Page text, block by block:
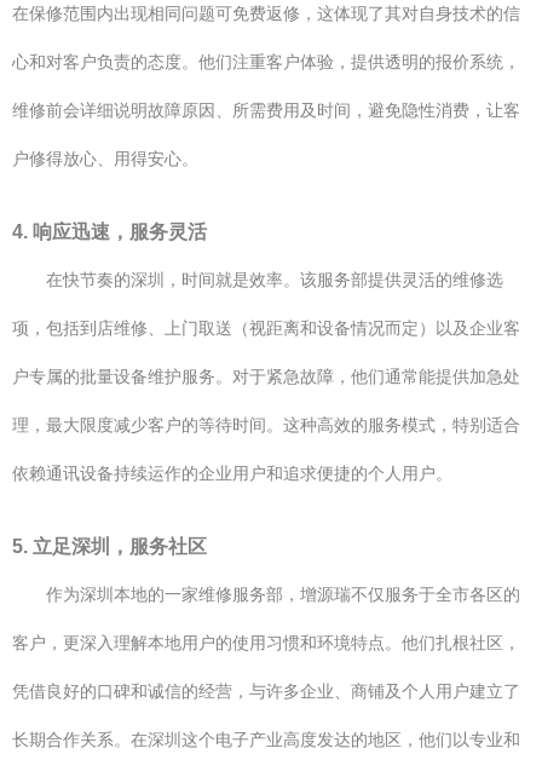
在保修范围内出现相同问题可免费返修，这体现了其对自身技术的信
心和对客户负责的态度。他们注重客户体验，提供透明的报价系统，
维修前会详细说明故障原因、所需费用及时间，避免隐性消费，让客
户修得放心、用得安心。
4. 响应迅速，服务灵活
在快节奏的深圳，时间就是效率。该服务部提供灵活的维修选
项，包括到店维修、上门取送（视距离和设备情况而定）以及企业客
户专属的批量设备维护服务。对于紧急故障，他们通常能提供加急处
理，最大限度减少客户的等待时间。这种高效的服务模式，特别适合
依赖通讯设备持续运作的企业用户和追求便捷的个人用户。
5. 立足深圳，服务社区
作为深圳本地的一家维修服务部，增源瑞不仅服务于全市各区的
客户，更深入理解本地用户的使用习惯和环境特点。他们扎根社区，
凭借良好的口碑和诚信的经营，与许多企业、商铺及个人用户建立了
长期合作关系。在深圳这个电子产业高度发达的地区，他们以专业和